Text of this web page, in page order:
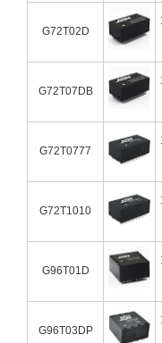
G72T02D
G72T07DB
G72T0777
G72T1010
G96T01D
G96T03DP